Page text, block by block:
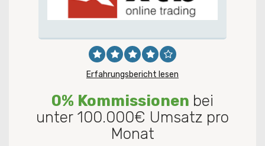
Erfahrungsbericht lesen
0% Kommissionen bei
unter 100.000€ Umsatz pro
Monat